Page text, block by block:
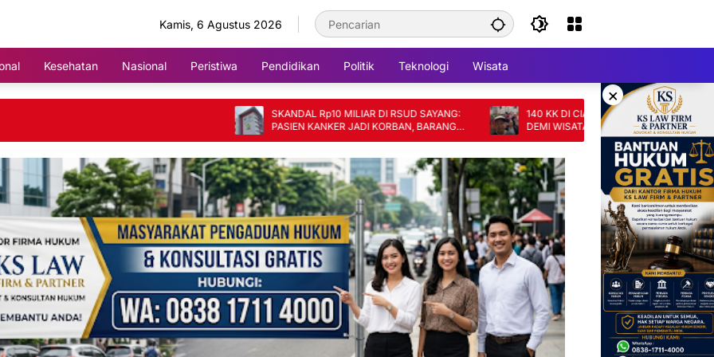
Kamis, 6 Agustus 2026
Kesehatan Nasional Peristiwa Pendidikan Politik Teknologi Wisata
×
SKANDAL Rp10 MILIAR DI RSUD SAYANG:
PASIEN KANKER JADI KORBAN, BARANG
FIKTIF
140 KK DI CIANJUR TERANCAM DIGUSUR
DEMI WISATA, SKEMA GANTI RUGI DINILAI
TAK ADIL